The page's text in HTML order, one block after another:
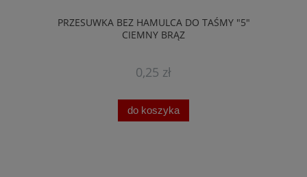
PRZESUWKA BEZ HAMULCA DO TAŚMY "5"
CIEMNY BRĄZ
0,25 zł
do koszyka